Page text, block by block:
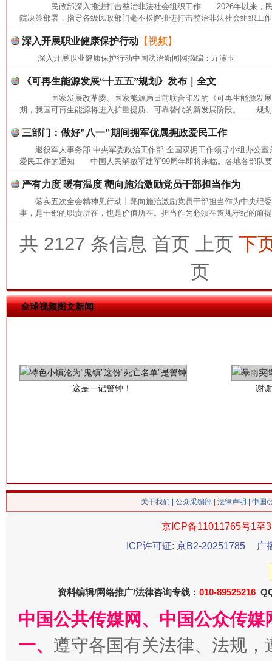
民政部深入推进打击整治非法社会组织工作 2026年以来，民
院决策部署，指导各级民政部门毫不松懈推进打击整治非法社会组织工
深入开展职业健康保护行动 【视频】
深入开展职业健康保护行动中国法治新闻网摘编：亓淦玉
《可再生能源发展“十五五”规划》发布｜全文
国家发展改革委、国家能源局日前联合印发的《可再生能源发
期，我国可再生能源将进入扩量提质、可靠替代的新发展阶段。 规
三部门：做好"八一"期间拥军优属拥政爱民工作
退役军人事务部 中央军委政治工作部 全国双拥工作领导小组办公
爱民工作的通知 中国人民解放军建军99周年即将来临。各地各部队
严有力度 暖有温度 靶向施治激励党员干部担当作为
落实五次全会精神见行动丨靶向施治激励党员干部担当作为中央
事，是干部的职责所在，也是价值所在。担当作为必须在遵规守纪的前
共 2127 条信息 首页 上页 下
页
全球视频图文新闻
今
关于我们 公众采编部 法律声明 | 中国
京ICP备11011765号1至
ICP许可证: 京B2-20251785
广
资料编辑/网络推广/法律咨询专线： 010-89525216
中国公共传媒网、中国公众传
一、 遵守各国有关法律、法规